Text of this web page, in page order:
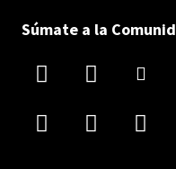
Súmate a la